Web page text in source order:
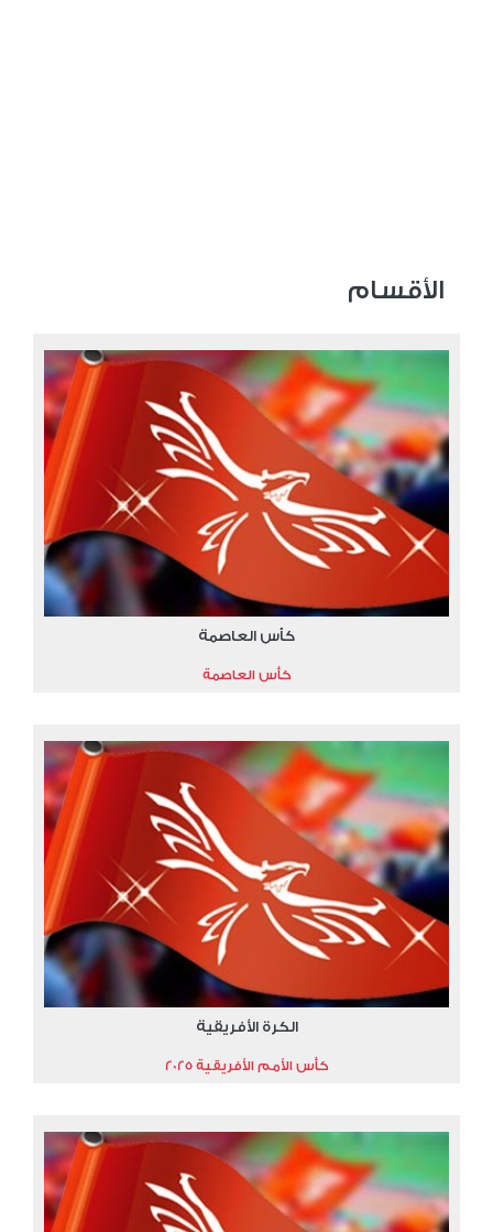
الأقسام
كأس العاصمة
كأس العاصمة
الكرة الأفريقية
كأس الأمم الأفريقية 2025